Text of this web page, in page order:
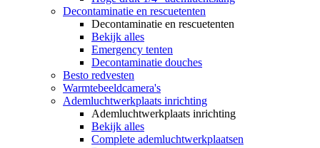
Decontaminatie en rescuetenten
Decontaminatie en rescuetenten
Bekijk alles
Emergency tenten
Decontaminatie douches
Besto redvesten
Warmtebeeldcamera's
Ademluchtwerkplaats inrichting
Ademluchtwerkplaats inrichting
Bekijk alles
Complete ademluchtwerkplaatsen